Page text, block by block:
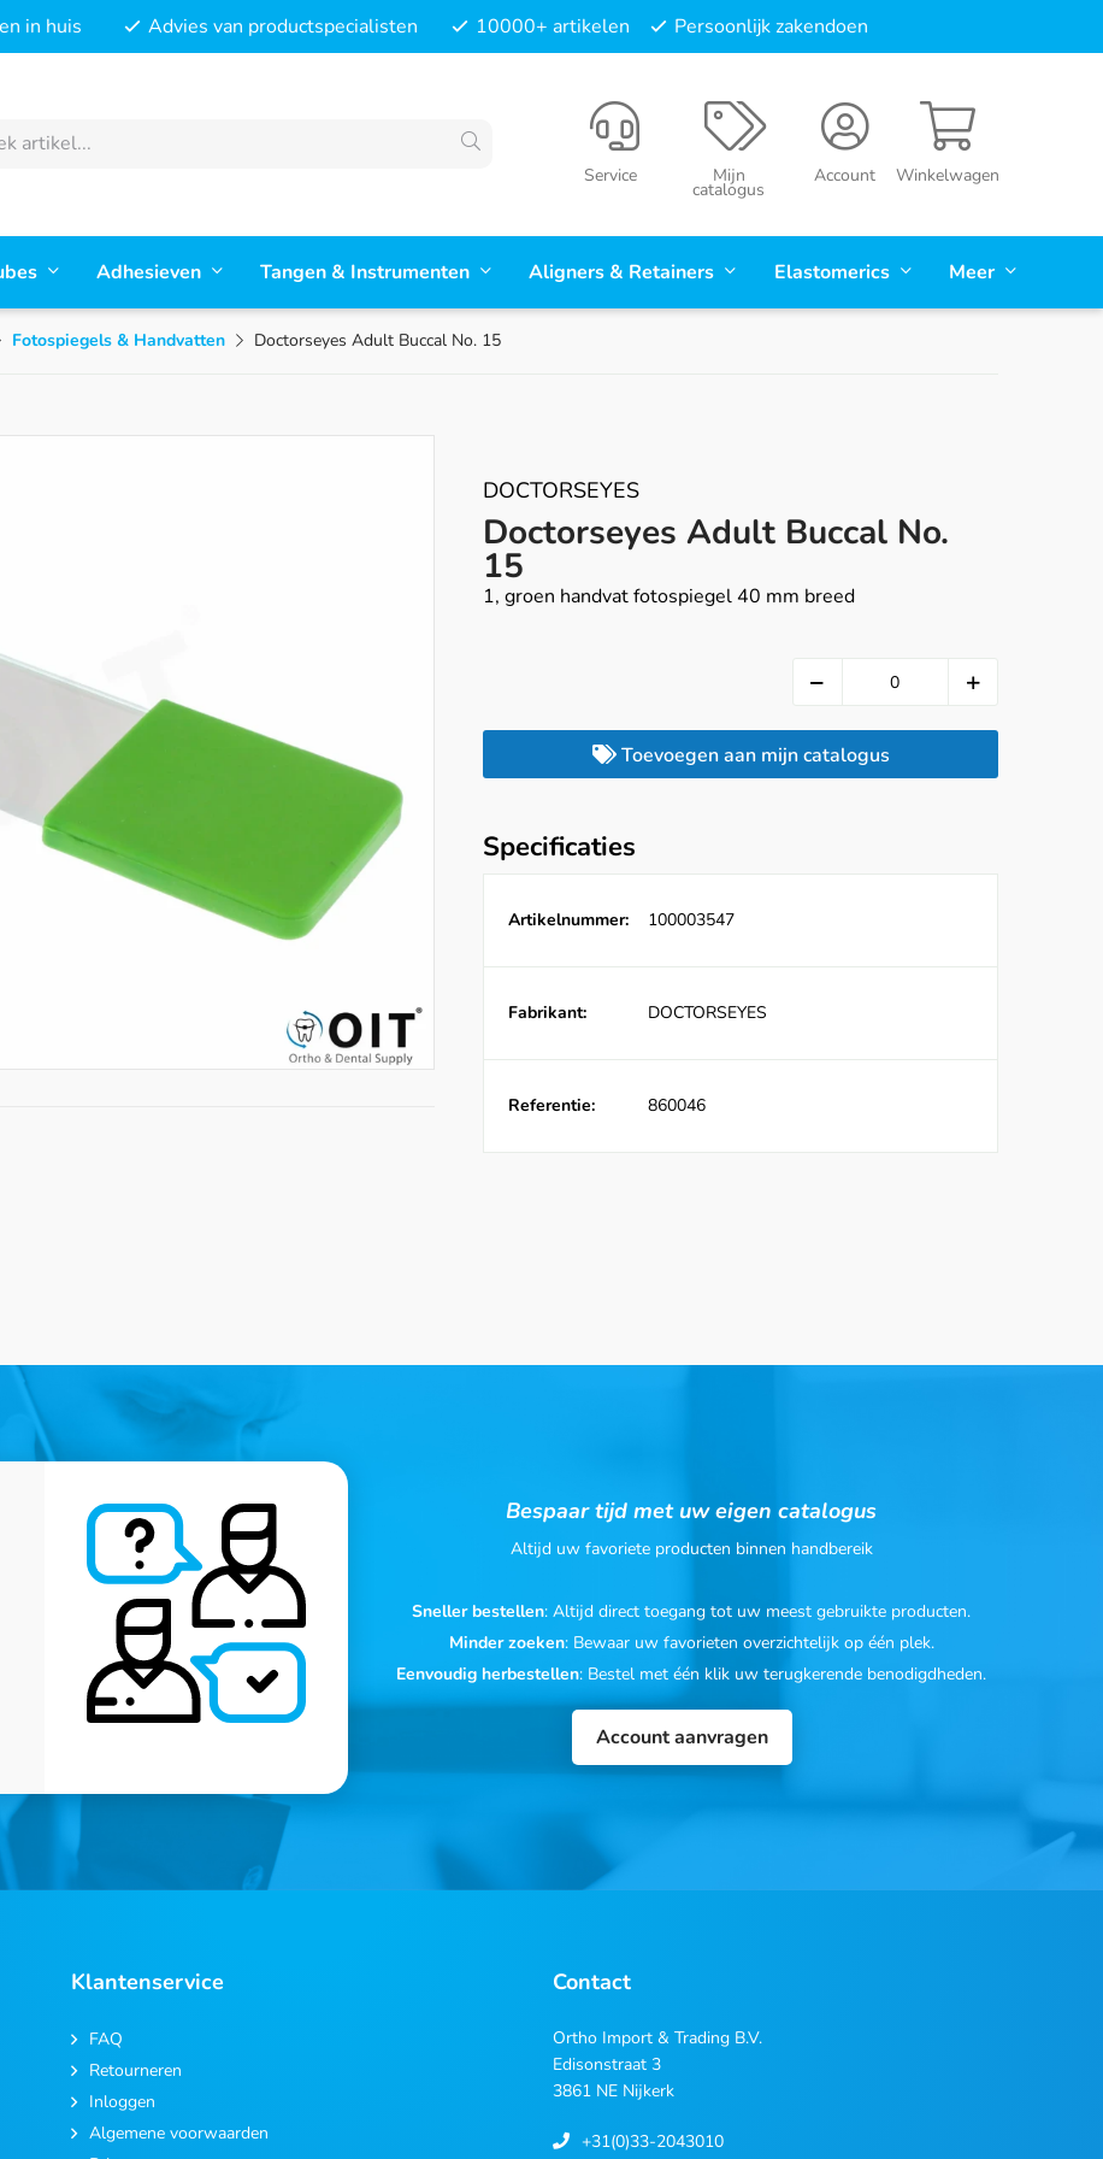
in huis Advies van productspecialisten 10000+ artikelen Persoonlijk zakendoen
Winkelwagen
Account
Mijn
catalogus
Service
Adhesieven Tangen & Instrumenten Aligners & Retainers Elastomerics Meer
Fotospiegels & Handvatten Doctorseyes Adult Buccal No. 15
DOCTORSEYES
Doctorseyes Adult Buccal No.
15
1, groen handvat fotospiegel 40 mm breed
Toevoegen aan mijn catalogus
Specificaties
Artikelnummer: 100003547
Fabrikant: DOCTORSEYES
Referentie: 860046
Bespaar tijd met uw eigen catalogus
Altijd uw favoriete producten binnen handbereik
Sneller bestellen: Altijd direct toegang tot uw meest gebruikte producten.
Minder zoeken: Bewaar uw favorieten overzichtelijk op één plek.
Eenvoudig herbestellen: Bestel met één klik uw terugkerende benodigdheden.
Account aanvragen
Klantenservice
FAQ
Retourneren
Inloggen
Algemene voorwaarden
Contact
Ortho Import & Trading B.V.
Edisonstraat 3
3861 NE Nijkerk
+31(0)33-2043010